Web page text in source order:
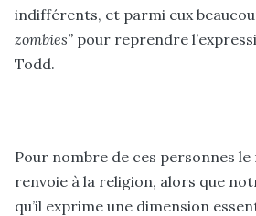
indifférents, et parmi eux
zombies” pour reprendre
Todd.
Pour nombre de ces personnes
renvoie à la religion, alors que
qu’il exprime une dimension